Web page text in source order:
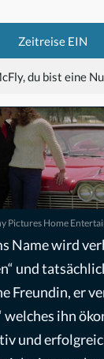
Zeitreise EIN
du bist eine
Pictures Home
Name wird
und
Freundin, er
welches ihn
und